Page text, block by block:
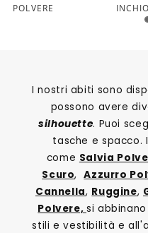
POLVERE
O
I nostri abiti sono
possono avere
silhouette. Puoi
tasche e spacco.
come Salvia
Scuro,Azzurro
Cannella, Ruggine,
Polvere, si
stili e vestibilità e